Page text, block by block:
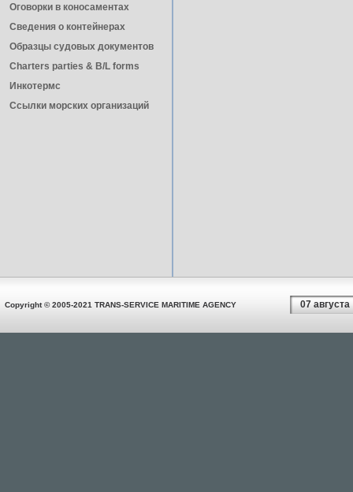
Оговорки в коносаментах
Сведения о контейнерах
Образцы судовых документов
Charters parties & B/L forms
Инкотермс
Ссылки морских организаций
Copyright © 2005-2021 TRANS-SERVICE MARITIME AGENCY 07 августа